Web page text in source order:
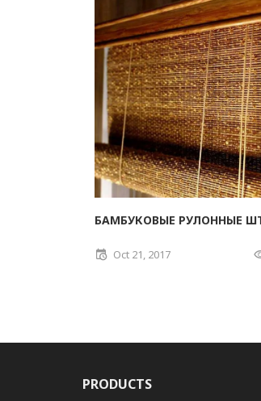
БАМБУКОВЫЕ РУЛОННЫЕ
Oct 21, 2017
PRODUCTS